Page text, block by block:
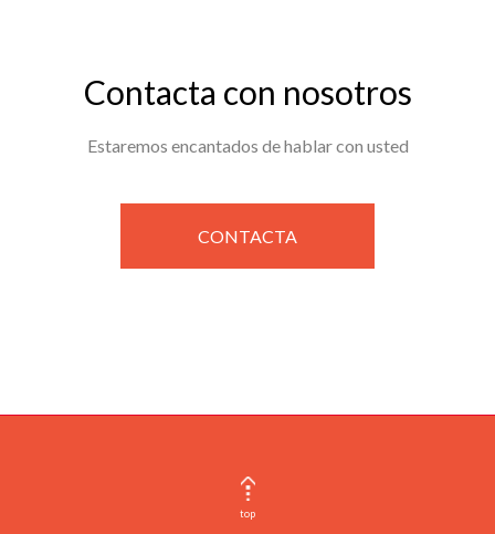
Contacta con nosotros
Estaremos encantados de hablar con usted
CONTACTA
top